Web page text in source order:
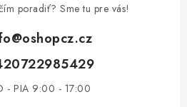
poradiť? Sme tu pre vás!
@oshopcz.cz
- PIA 9:00 - 17:00